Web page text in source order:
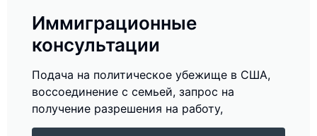
Иммиграционные
консультации
Подача на политическое убежище в США,
воссоединение с семьей, запрос на
получение разрешения на работу,